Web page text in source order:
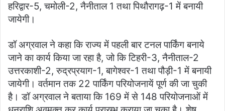
हरिद्वार-5, चमोली-2, नैनीताल 1 तथा पिथौरागढ़-1 में बनायी
जायेगी।
डॉ अग्रवाल ने कहा कि राज्य में पहली बार टनल पार्किंग बनाये
जाने का कार्य किया जा रहा है, जो कि टिहरी-3, नैनीताल-2
उत्तरकाशी-2, रुद्रप्रयाग-1, बागेश्वर-1 तथा पौड़ी-1 में बनायी
जायेगी। वर्तमान तक 22 पार्किंग परियोजनायें पूर्ण की जा चुकी
है। डॉ अग्रवाल ने बताया कि 169 में से 148 परियोजनाओं में